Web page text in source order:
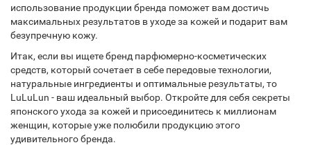
использование продукции бренда поможет вам достичь
максимальных результатов в уходе за кожей и подарит вам
безупречную кожу.
Итак, если вы ищете бренд парфюмерно-косметических
средств, который сочетает в себе передовые технологии,
натуральные ингредиенты и оптимальные результаты, то
LuLuLun - ваш идеальный выбор. Откройте для себя секреты
японского ухода за кожей и присоединитесь к миллионам
женщин, которые уже полюбили продукцию этого
удивительного бренда.